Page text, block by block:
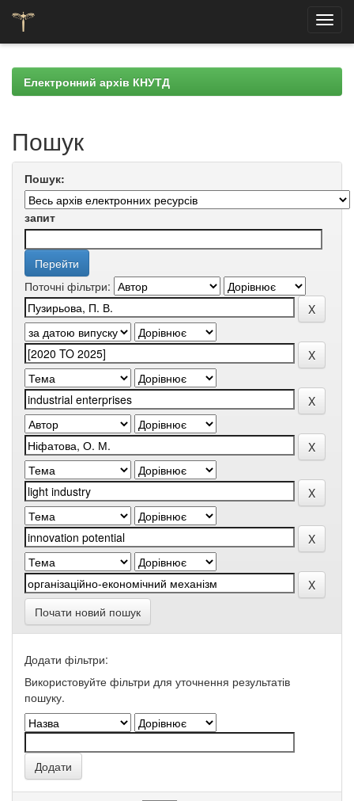
navigationЕлектронний архів КНУТД
Пошук
Пошук:
запит
Поточні фільтри:
Почати новий пошук
Додати фільтри:
Використовуйте фільтри для уточнення результатів
пошуку.